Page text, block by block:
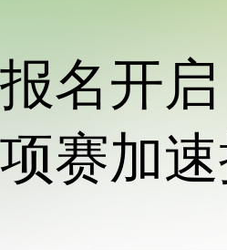
报名开
项赛加